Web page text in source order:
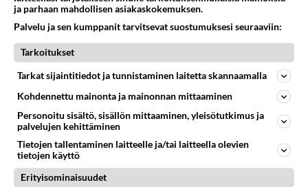
tehdään Euroopassa.
Äänestä Kommentoi
2001-01-18 12:27:00
niin en minä sillä että aivan sama mulle kumpi
kopsannu, mutta volvohan toi mellin ensin joka
siihen aikaa oli todella kauneudellaan
huomiotaherättävä auto.. ja nyt sitten kaeken
maailman ranskikset, yapsikset jne. on oppineet
ja parhaan mahdollisen asiakaskokemuksen.
Palvelu ja sen kumppanit tarvitsevat suostumuksesi seuraaviin:
Tarkoitukset
Tarkat sijaintitiedot ja tunnistaminen laitetta skannaamalla
Kohdennettu mainonta ja mainonnan mittaaminen
Personoitu sisältö, sisällön mittaaminen, yleisötutkimus ja
palvelujen kehittäminen
Tietojen tallentaminen laitteelle ja/tai laitteella olevien
tietojen käyttö
Erityisominaisuudet